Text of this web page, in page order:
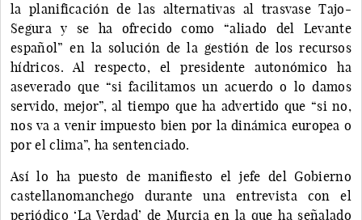
la planificación de las alternativas al trasvase Tajo-
Segura y se ha ofrecido como “aliado del Levante
español” en la solución de la gestión de los recursos
hídricos. Al respecto, el presidente autonómico ha
aseverado que “si facilitamos un acuerdo o lo damos
servido, mejor”, al tiempo que ha advertido que “si no,
nos va a venir impuesto bien por la dinámica europea o
por el clima”, ha sentenciado.
Así lo ha puesto de manifiesto el jefe del Gobierno
castellanomanchego durante una entrevista con el
periódico ‘La Verdad’ de Murcia en la que ha señalado